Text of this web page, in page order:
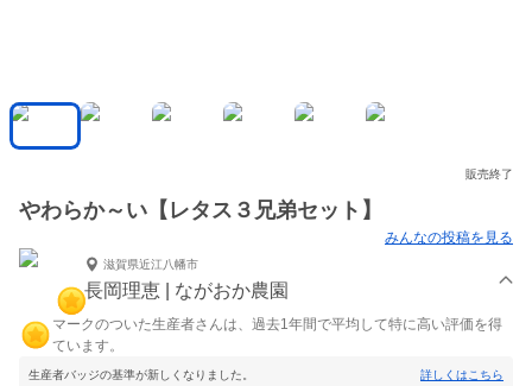
販売終了
やわらか～い【レタス３兄弟セット】
みんなの投稿を見る
滋賀県近江八幡市
長岡理恵 | ながおか農園
マークのついた生産者さんは、過去1年間で平均して特に高い評価を得
ています。
生産者バッジの基準が新しくなりました。 詳しくはこちら